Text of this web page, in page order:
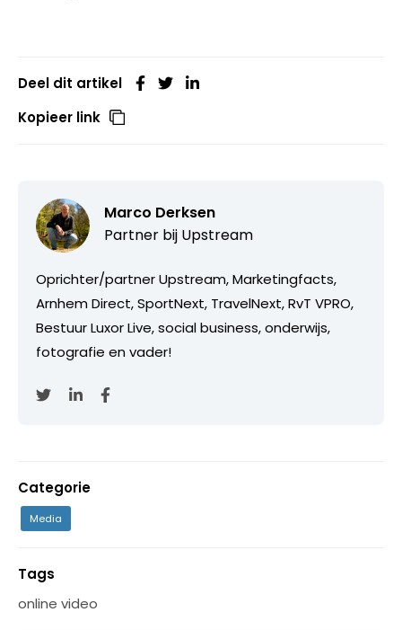
Deel dit artikel
Kopieer link
Marco Derksen
Partner bij Upstream
Oprichter/partner Upstream, Marketingfacts,
Arnhem Direct, SportNext, TravelNext, RvT VPRO,
Bestuur Luxor Live, social business, onderwijs,
fotografie en vader!
Categorie
Media
Tags
online video